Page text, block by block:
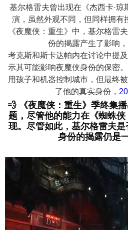
基尔格雷夫曾出现在《杰西卡·琼
演，虽然外观不同，但同样拥有
《夜魔侠：重生》中，基尔格雷
份的揭露产生了影响，
考克斯和斯卡达帕内在讨论中提
示其可能影响夜魔侠身份的保密
用孩子和机器控制城市，但最终
了他的真实身份，
💨 《夜魔侠：重生》季终集
题，尽管他的能力在《蜘蛛
现。尽管如此，基尔格雷夫
身份的揭露仍是